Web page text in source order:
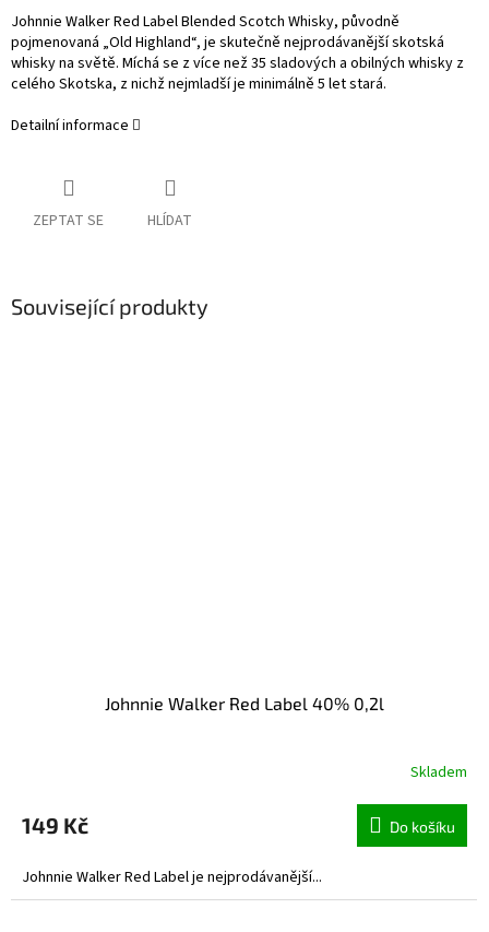
Johnnie Walker Red Label Blended Scotch Whisky, původně
pojmenovaná „Old Highland“, je skutečně nejprodávanější skotská
whisky na světě. Míchá se z více než 35 sladových a obilných whisky z
celého Skotska, z nichž nejmladší je minimálně 5 let stará.
Detailní informace
ZEPTAT SE HLÍDAT
Související produkty
Johnnie Walker Red Label 40% 0,2l
Skladem
149 Kč Do košíku
Johnnie Walker Red Label je nejprodávanější...